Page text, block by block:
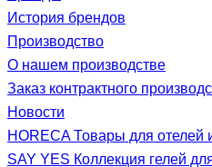
История брендов
Производство
О нашем производстве
Заказ контрактного
Новости
HORECA Товары для отелей
SAY YES Коллекция гелей